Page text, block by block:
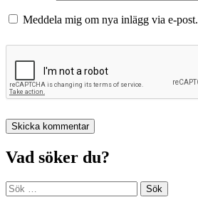
Meddela mig om nya inlägg via e-post.
Vad söker du?
Sök
efter: